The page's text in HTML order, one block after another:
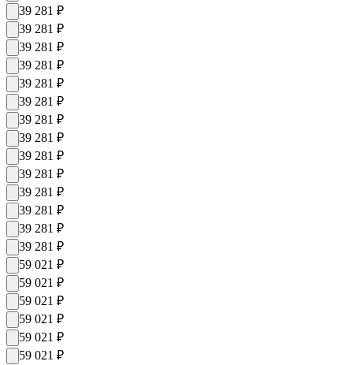
39 281 ₽
39 281 ₽
39 281 ₽
39 281 ₽
39 281 ₽
39 281 ₽
39 281 ₽
39 281 ₽
39 281 ₽
39 281 ₽
39 281 ₽
39 281 ₽
39 281 ₽
39 281 ₽
59 021 ₽
59 021 ₽
59 021 ₽
59 021 ₽
59 021 ₽
59 021 ₽